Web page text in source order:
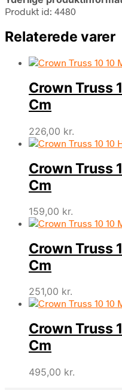
Produkt id: 4480
Relaterede varer
Crown Truss
Cm
226,00 kr.
Crown Truss
Cm
159,00 kr.
Crown Truss
Cm
251,00 kr.
Crown Truss
Cm
495,00 kr.